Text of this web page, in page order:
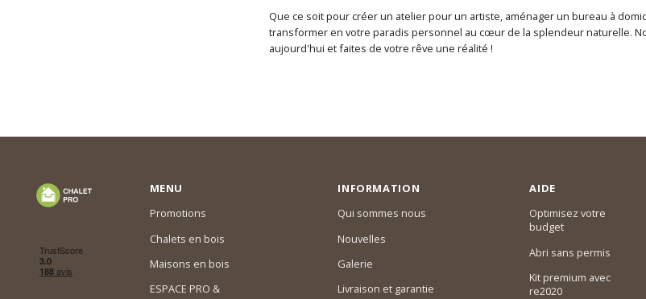
Que ce soit pour créer un atelier pour un artiste, aménager un bureau à
transformer en votre paradis personnel au cœur de la splendeur naturelle.
aujourd'hui et faites de votre rêve une réalité !
MENU
Promotions
Chalets en bois
Maisons en bois
ESPACE PRO &
INFORMATION
Qui sommes nous
Nouvelles
Galerie
Livraison et garantie
AIDE
Optimisez votre
budget
Abri sans permis
Kit premium avec
re2020